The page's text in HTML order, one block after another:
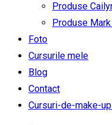
Produse
Produse
Foto
Cursurile mele
Blog
Contact
Cursuri-de-make-